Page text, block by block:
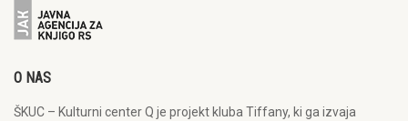
O NAS
ŠKUC – Kulturni center Q je projekt kluba Tiffany, ki ga izvaja